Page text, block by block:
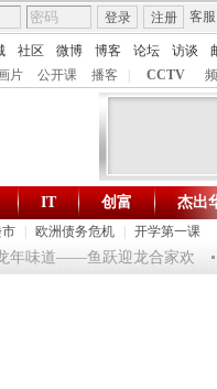
客服
登录 注册
社区 微博 博客 论坛 访谈
片 公开课 播客 CCTV
财智生活 一
市 欧洲债务危机 开学第一课
IT 创富 杰出
味道——鱼跃迎龙合家欢